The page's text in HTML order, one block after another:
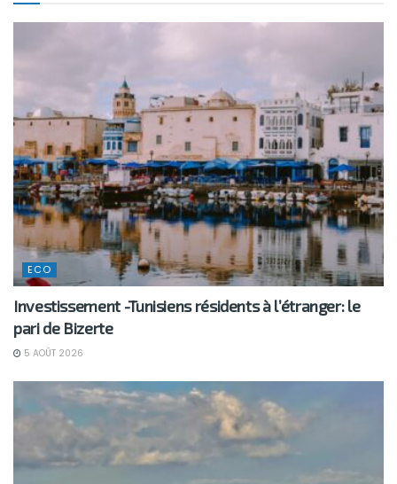
ECO
Investissement -Tunisiens résidents à l’étranger: le
pari de Bizerte
5 AOÛT 2026